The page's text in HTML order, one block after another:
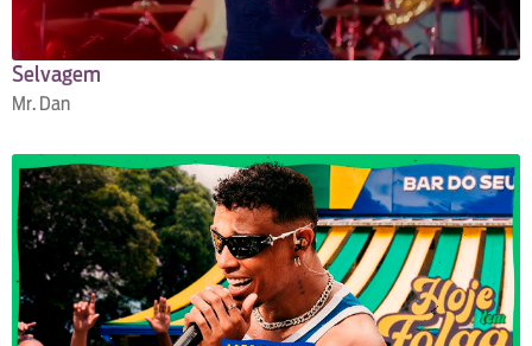
Selvagem
Mr. Dan